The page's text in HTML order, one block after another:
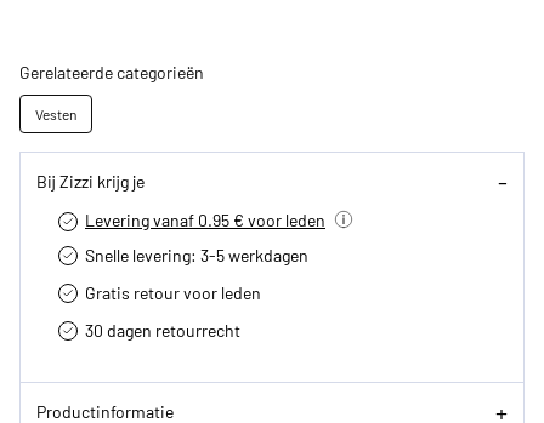
Gerelateerde categorieën
Vesten
Bij Zizzi krijg je
Levering vanaf 0.95 € voor leden
Snelle levering: 3-5 werkdagen
Gratis retour voor leden
30 dagen retourrecht­
Productinformatie